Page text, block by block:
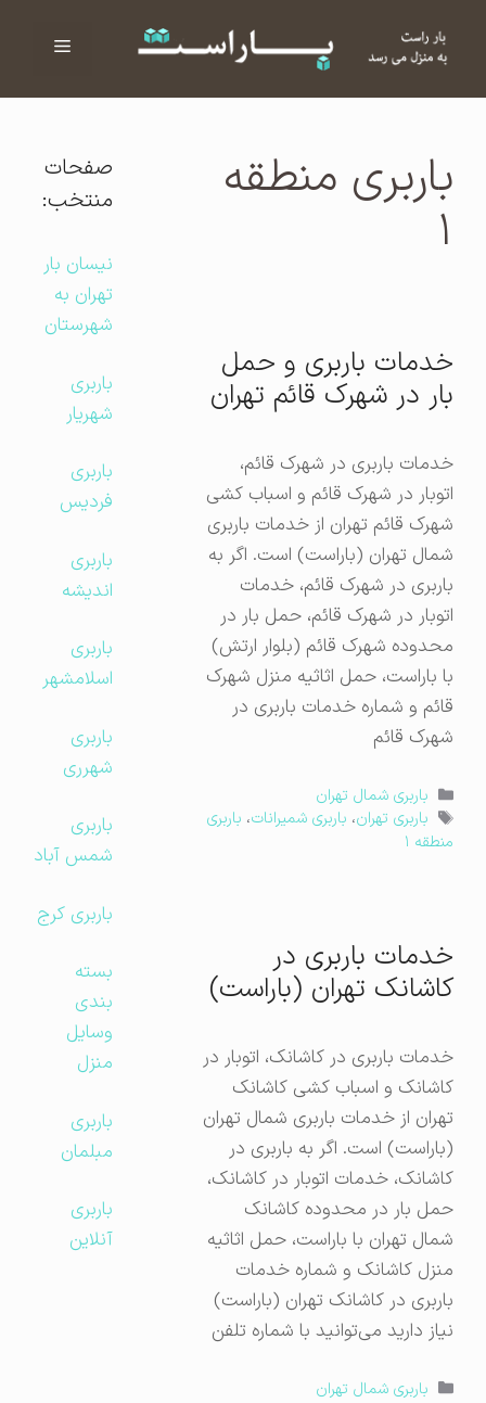
فهرست
باربری منطقه
خدمات باربری و حمل
بار در شهرک قائم تهران
خدمات باربری در شهرک قائم،
اتوبار در شهرک قائم و اسباب کشی
شهرک قائم تهران از خدمات باربری
شمال تهران (باراست) است. اگر به
باربری در شهرک قائم، خدمات
اتوبار در شهرک قائم، حمل بار در
محدوده شهرک قائم (بلوار ارتش)
با باراست، حمل اثاثیه منزل شهرک
قائم و شماره خدمات باربری در
شهرک قائم
دسته‌ها
باربری شمال تهران
برچسب‌ها
باربری تهران ،باربری شمیرانات،باربری
منطقه ۱
خدمات باربری در
کاشانک تهران (باراست)
خدمات باربری در کاشانک، اتوبار در
کاشانک و اسباب کشی کاشانک
تهران از خدمات باربری شمال تهران
(باراست) است. اگر به باربری در
کاشانک، خدمات اتوبار در کاشانک،
حمل بار در محدوده کاشانک
شمال تهران با باراست، حمل اثاثیه
منزل کاشانک و شماره خدمات
باربری در کاشانک تهران (باراست)
نیاز دارید می‌توانید با شماره تلفن
دسته‌ها
باربری شمال تهران
صفحات
منتخب:
نیسان بار
تهران به
شهرستان
باربری
شهریار
باربری
فردیس
باربری
اندیشه
باربری
اسلامشهر
باربری
شهرری
باربری
شمس آباد
باربری کرج
بسته
بندی
وسایل
منزل
باربری
مبلمان
باربری
آنلاین